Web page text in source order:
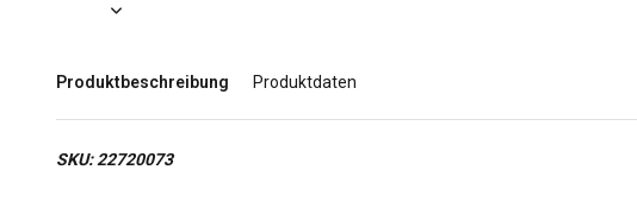
Produktbeschreibung Produktdaten
SKU: 22720073